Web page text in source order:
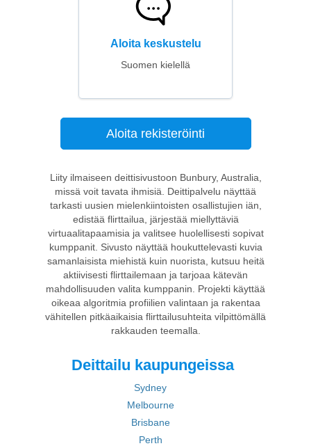
Aloita keskustelu
Suomen kielellä
Aloita rekisteröinti
Liity ilmaiseen deittisivustoon Bunbury, Australia,
missä voit tavata ihmisiä. Deittipalvelu näyttää
tarkasti uusien mielenkiintoisten osallistujien iän,
edistää flirttailua, järjestää miellyttäviä
virtuaalitapaamisia ja valitsee huolellisesti sopivat
kumppanit. Sivusto näyttää houkuttelevasti kuvia
samanlaisista miehistä kuin nuorista, kutsuu heitä
aktiivisesti flirttailemaan ja tarjoaa kätevän
mahdollisuuden valita kumppanin. Projekti käyttää
oikeaa algoritmia profiilien valintaan ja rakentaa
vähitellen pitkäaikaisia flirttailusuhteita vilpittömällä
rakkauden teemalla.
Deittailu kaupungeissa
Sydney
Melbourne
Brisbane
Perth